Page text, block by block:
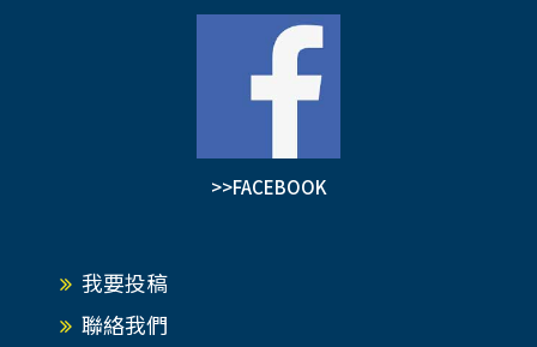
>>FACEBOOK
我要投稿
聯絡我們